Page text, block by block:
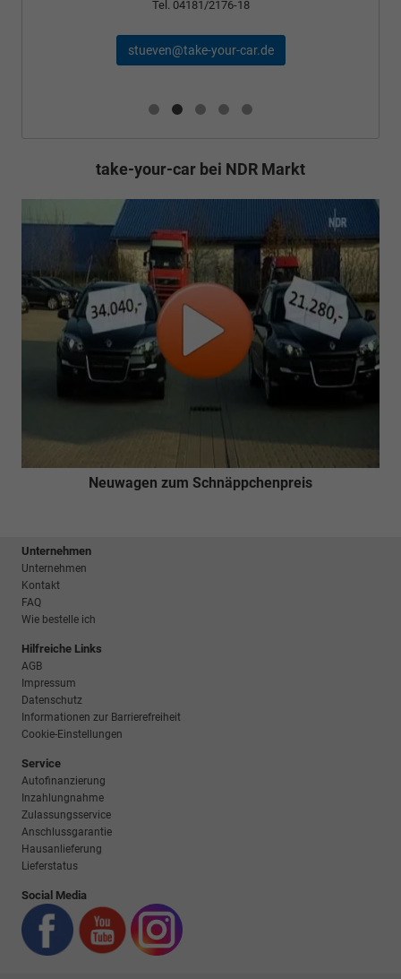
take-your-car bei NDR Markt
Neuwagen zum Schnäppchenpreis
Unternehmen
Unternehmen
Kontakt
FAQ
Wie bestelle ich
Hilfreiche Links
AGB
Impressum
Datenschutz
Informationen zur Barrierefreiheit
Cookie-Einstellungen
Service
Autofinanzierung
Inzahlungnahme
Zulassungsservice
Anschlussgarantie
Hausanlieferung
Lieferstatus
Social Media